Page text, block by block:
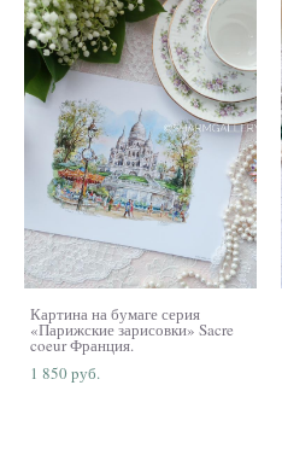
Картина на бумаге серия
«Парижские зарисовки» Sacre
coeur Франция.
1 850 pуб.